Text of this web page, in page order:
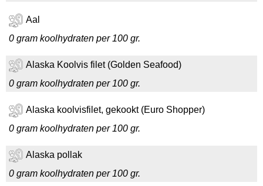
Aal
0 gram koolhydraten per 100 gr.
Alaska Koolvis filet (Golden Seafood)
0 gram koolhydraten per 100 gr.
Alaska koolvisfilet, gekookt (Euro Shopper)
0 gram koolhydraten per 100 gr.
Alaska pollak
0 gram koolhydraten per 100 gr.